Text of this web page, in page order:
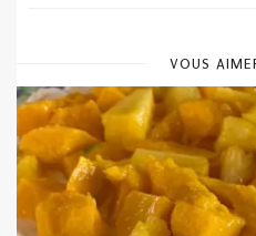
VOUS